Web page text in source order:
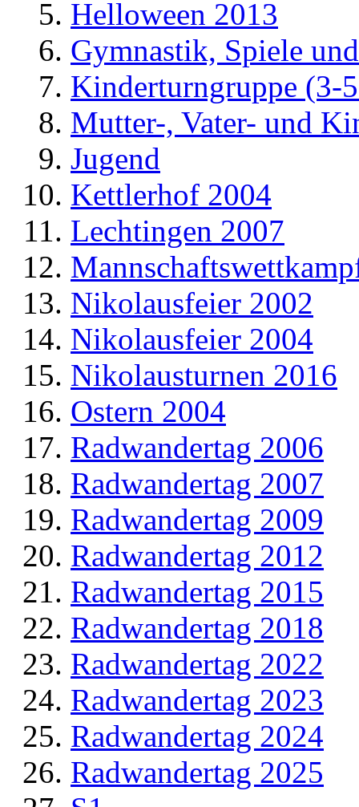
Helloween 2013
Gymnastik, Spiele
Kinderturngruppe (3-
Mutter-, Vater- und
Jugend
Kettlerhof 2004
Lechtingen 2007
Nikolausfeier 2002
Nikolausfeier 2004
Nikolausturnen 2016
Ostern 2004
Radwandertag 2006
Radwandertag 2007
Radwandertag 2009
Radwandertag 2012
Radwandertag 2015
Radwandertag 2018
Radwandertag 2022
Radwandertag 2023
Radwandertag 2024
Radwandertag 2025